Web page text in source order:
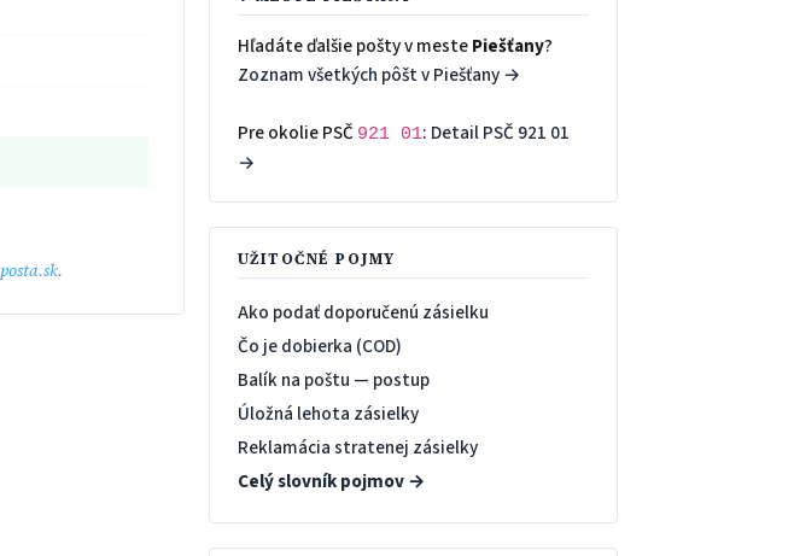
posta.sk.
Hľadáte ďalšie pošty v mestePiešťany?
Zoznam všetkých pôšt v Piešťany →
Pre okolie PSČ 921 01: Detail PSČ 921 01
→
UŽITOČNÉ POJMY
Ako podať doporučenú zásielku
Čo je dobierka (COD)
Balík na poštu — postup
Úložná lehota zásielky
Reklamácia stratenej zásielky
Celý slovník pojmov →